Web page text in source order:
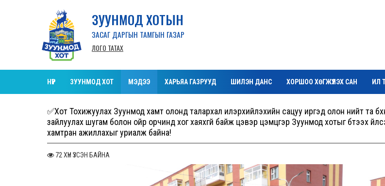
ЗУУНМОД ХОТЫН
ЗАСАГ ДАРГЫН ТАМГЫН ГАЗАР
ЛОГО ТАТАХ
НҮҮР ЗУУНМОД ХОТ МЭДЭЭ ХАРЬЯА ГАЗРУУД ШИЛЭН ДАНС ХОРШОО ХӨГЖҮҮЛЭХ САН ИЛ
✅Хот Тохижуулах Зуунмод хамт олонд талархал илэрхийлэхийн сацуу иргэд олон нийт та
зайлуулах шугам болон ойр орчинд хог хаяхгүй байж цэвэр цэмцгэр Зуунмод хотыг бүтээх
хамтран ажиллахыг уриалж байна!
72 ХҮН ҮЗСЭН БАЙНА